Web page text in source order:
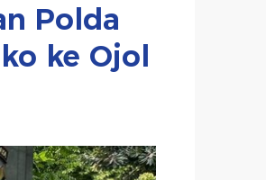
Polda
ke Ojol